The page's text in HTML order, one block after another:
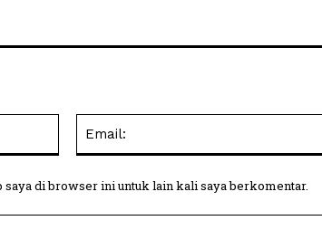
saya di browser ini untuk lain kali saya berkomentar.